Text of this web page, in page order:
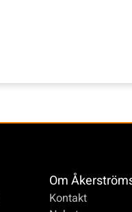
Om
Kontakt